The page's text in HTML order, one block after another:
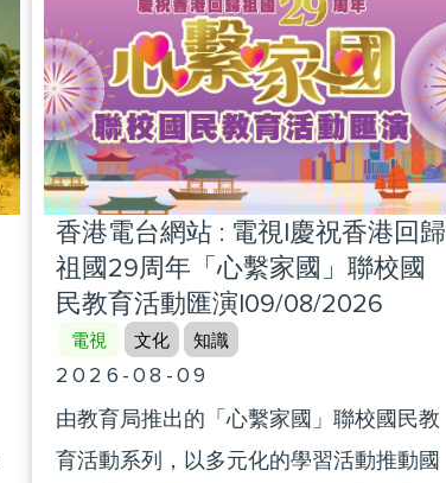
找不到林潔。
香港電台網站 : 電視|慶祝香港回歸
祖國29周年「心繫家國」聯校國
民教育活動匯演|09/08/2026
電視 文化 知識
2026-08-09
由教育局推出的「心繫家國」聯校國民教
育活動系列，以多元化的學習活動推動國